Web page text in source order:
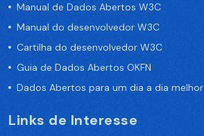
Manual de Dados Abertos W3C
Manual do desenvolvedor W3C
Cartilha do desenvolvedor W3C
Guia de Dados Abertos OKFN
Dados Abertos para um dia a dia melhor
Links de Interesse